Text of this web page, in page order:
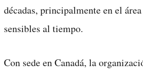
décadas, principalmente en el
sensibles al tiempo.
Con sede en Canadá, la